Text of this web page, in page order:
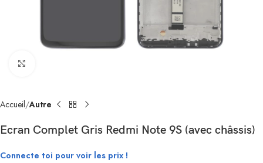
Accueil Autre
Ecran Complet Gris Redmi Note 9S (avec châssis)
Connecte toi pour voir les prix !